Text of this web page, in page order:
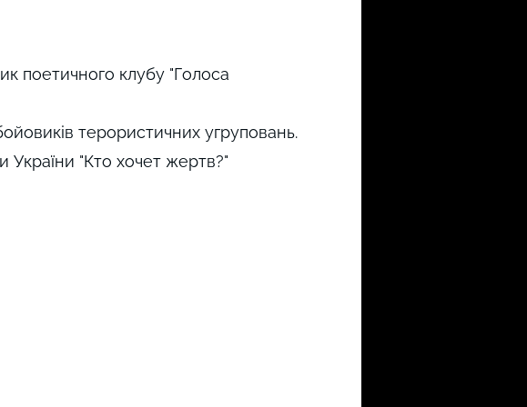
поетичного клубу "Голоса
терористичних угруповань.
України "Кто хочет жертв?"